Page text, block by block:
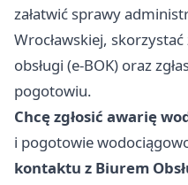
załatwić sprawy
Wrocławskiej,
obsługi (e-BOK) oraz
pogotowiu.
Chcę zgłosić awarię
i pogotowie
kontaktu z Biurem